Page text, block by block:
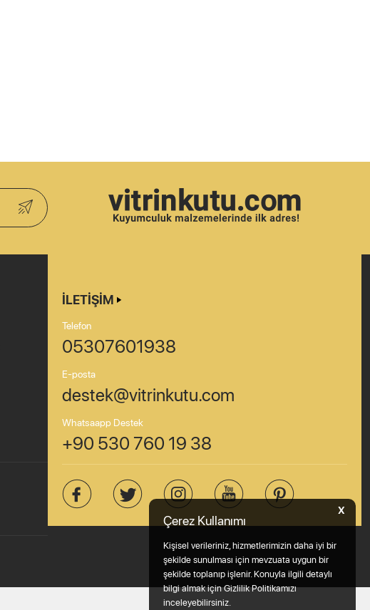
X
Çerez Kullanımı
Kişisel verileriniz, hizmetlerimizin daha iyi bir
şekilde sunulması için mevzuata uygun bir
şekilde toplanıp işlenir. Konuyla ilgili detaylı
bilgi almak için Gizlilik Politikamızı
inceleyebilirsiniz.
İLETIŞIM
Telefon
05307601938
E-posta
destek@vitrinkutu.com
Whatsaapp Destek
+90 530 760 19 38